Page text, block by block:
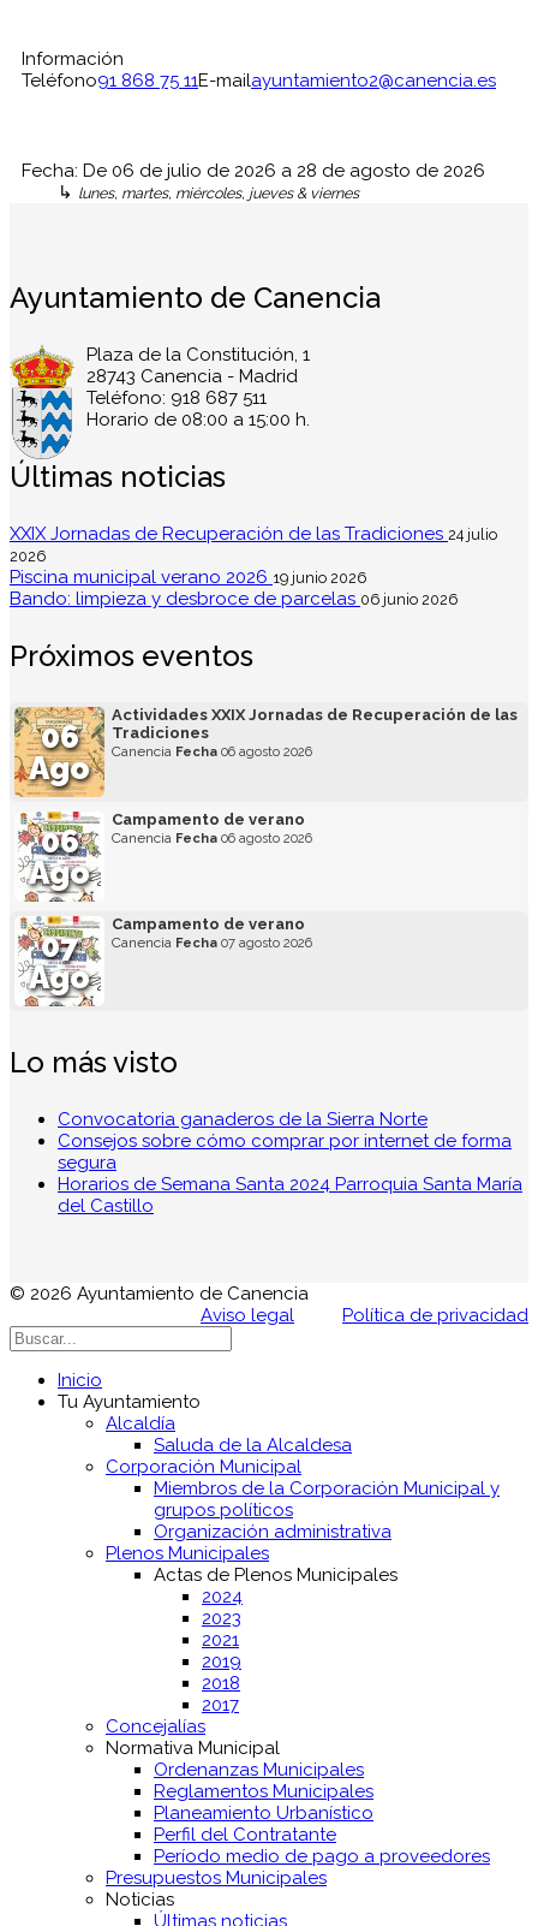
Información
Teléfono91 868 75 11E-mailayuntamiento2@canencia.es
Fecha: De 06 de julio de 2026 a 28 de agosto de 2026
↳ lunes, martes, miércoles, jueves & viernes
Ayuntamiento de Canencia
Plaza de la Constitución, 1
28743 Canencia - Madrid
Teléfono: 918 687 511
Horario de 08:00 a 15:00 h.
Últimas noticias
XXIX Jornadas de Recuperación de las Tradiciones 24 julio
2026
Piscina municipal verano 2026 19 junio 2026
Bando: limpieza y desbroce de parcelas 06 junio 2026
Próximos eventos
06
Ago
Actividades XXIX Jornadas de Recuperación de las
Tradiciones
Canencia Fecha 06 agosto 2026
06
Ago
Campamento de verano
Canencia Fecha 06 agosto 2026
07
Ago
Campamento de verano
Canencia Fecha 07 agosto 2026
Lo más visto
Convocatoria ganaderos de la Sierra Norte
Consejos sobre cómo comprar por internet de forma
segura
Horarios de Semana Santa 2024 Parroquia Santa María
del Castillo
© 2026 Ayuntamiento de Canencia
Aviso legal
Política de privacidad
Inicio
Tu Ayuntamiento
Alcaldía
Saluda de la Alcaldesa
Corporación Municipal
Miembros de la Corporación Municipal y
grupos políticos
Organización administrativa
Plenos Municipales
Actas de Plenos Municipales
2024
2023
2021
2019
2018
2017
Concejalías
Normativa Municipal
Ordenanzas Municipales
Reglamentos Municipales
Planeamiento Urbanístico
Perfil del Contratante
Período medio de pago a proveedores
Presupuestos Municipales
Noticias
Últimas noticias